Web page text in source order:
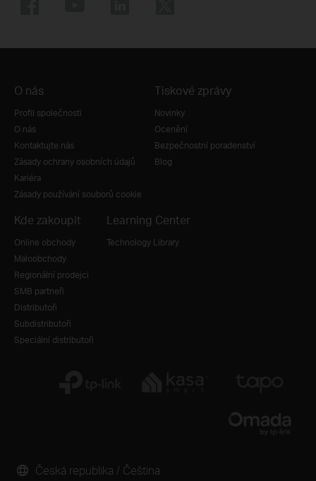
O nás
Profil společnosti
O nás
Kontaktujte nás
Zásady ochrany osobních údajů
Kariéra
Zásady používání souborů cookie
Tiskové zprávy
Novinky
Ocenění
Bezpečnostní poradenství
Blog
Kde zakoupit
Online obchody
Maloobchody
Regionální prodejci
SMB partneři
Distributoři
Subdistributoři
Speciální distributoři
Learning Center
Technology Library
Česká republika / Čeština